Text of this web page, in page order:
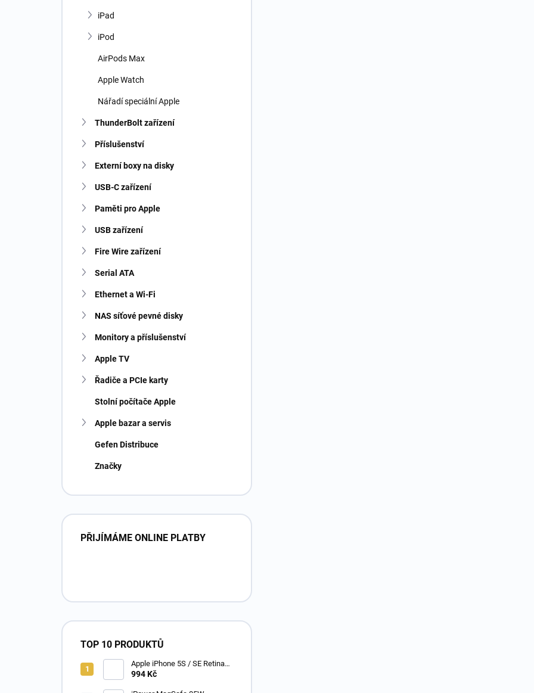
iPad
iPod
AirPods Max
Apple Watch
Nářadí speciální Apple
ThunderBolt zařízení
Příslušenství
Externí boxy na disky
USB-C zařízení
Paměti pro Apple
USB zařízení
Fire Wire zařízení
Serial ATA
Ethernet a Wi-Fi
NAS síťové pevné disky
Monitory a příslušenství
Apple TV
Řadiče a PCIe karty
Stolní počítače Apple
Apple bazar a servis
Gefen Distribuce
Značky
PŘIJÍMÁME ONLINE PLATBY
TOP 10 PRODUKTŮ
Apple iPhone 5S / SE Retina
PREMIUM LCD displej s
994 Kč